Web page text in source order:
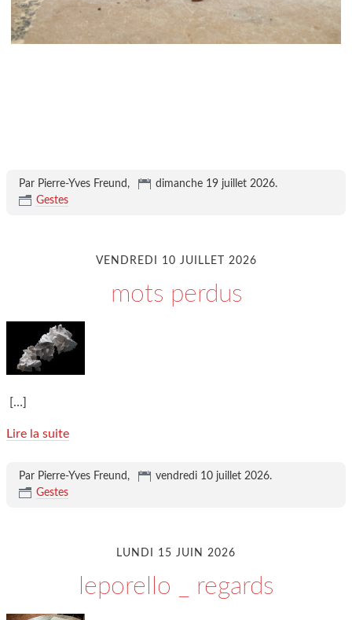
Par Pierre-Yves Freund, dimanche 19 juillet 2026.
Gestes
VENDREDI 10 JUILLET 2026
mots perdus
[…]
Lire la suite
Par Pierre-Yves Freund, vendredi 10 juillet 2026.
Gestes
LUNDI 15 JUIN 2026
leporello _ regards